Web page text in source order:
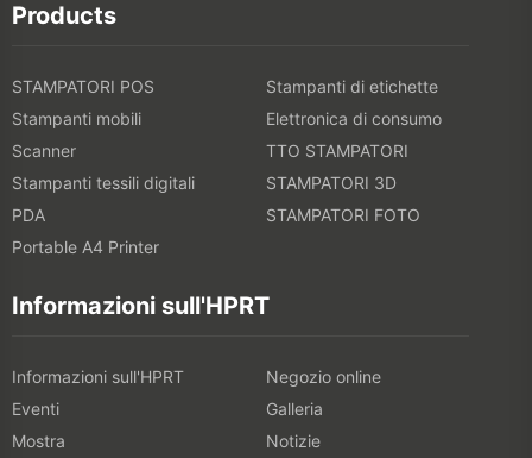
Products
STAMPATORI POS
Stampanti di etichette
Stampanti mobili
Elettronica di consumo
Scanner
TTO STAMPATORI
Stampanti tessili digitali
STAMPATORI 3D
PDA
STAMPATORI FOTO
Portable A4 Printer
Informazioni sull'HPRT
Informazioni sull'HPRT
Negozio online
Eventi
Galleria
Mostra
Notizie